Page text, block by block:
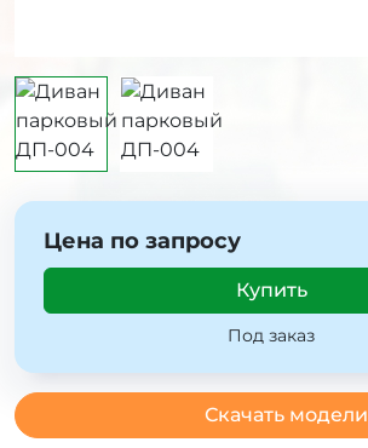
Цена по запросу
Купить
Под заказ
Скачать модели